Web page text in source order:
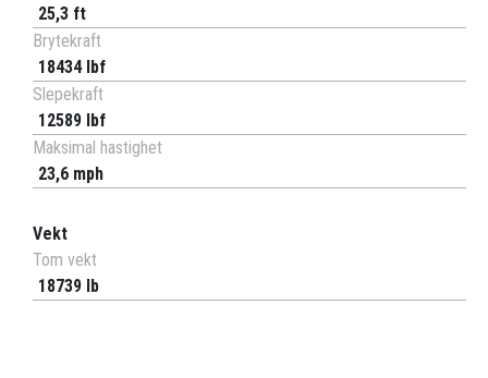
25,3 ft
Brytekraft
18434 lbf
Slepekraft
12589 lbf
Maksimal hastighet
23,6 mph
Vekt
Tom vekt
18739 lb